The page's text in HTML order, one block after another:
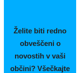
Želite biti redno
obveščeni o
novostih v vaši
občini? Všečkajte